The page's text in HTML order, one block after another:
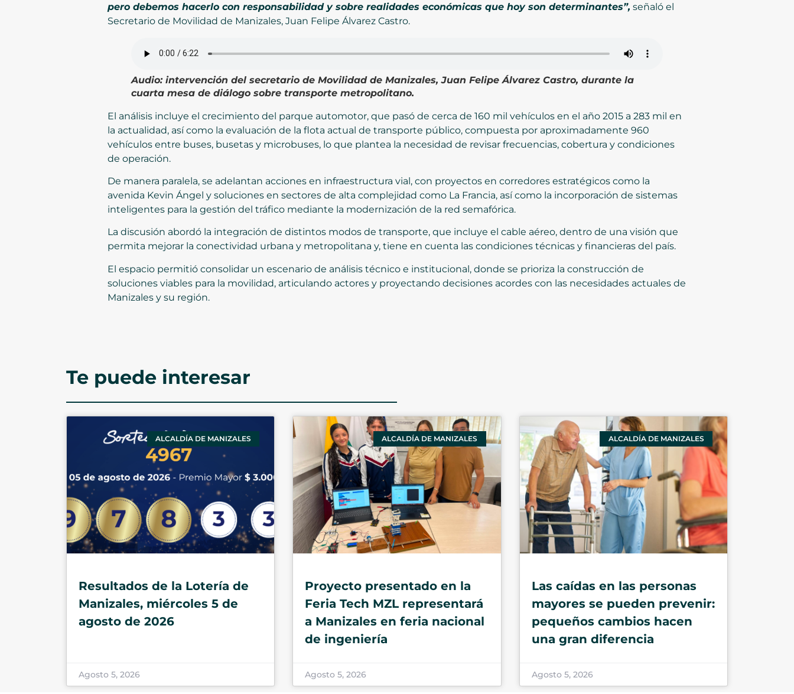
pero debemos hacerlo con responsabilidad y sobre realidades económicas que hoy son determinantes”, señaló el
Secretario de Movilidad de Manizales, Juan Felipe Álvarez Castro.
Audio: intervención del secretario de Movilidad de Manizales, Juan Felipe Álvarez Castro, durante la
cuarta mesa de diálogo sobre transporte metropolitano.
El análisis incluye el crecimiento del parque automotor, que pasó de cerca de 160 mil vehículos en el año 2015 a 283 mil en
la actualidad, así como la evaluación de la flota actual de transporte público, compuesta por aproximadamente 960
vehículos entre buses, busetas y microbuses, lo que plantea la necesidad de revisar frecuencias, cobertura y condiciones
de operación.
De manera paralela, se adelantan acciones en infraestructura vial, con proyectos en corredores estratégicos como la
avenida Kevin Ángel y soluciones en sectores de alta complejidad como La Francia, así como la incorporación de sistemas
inteligentes para la gestión del tráfico mediante la modernización de la red semafórica.
La discusión abordó la integración de distintos modos de transporte, que incluye el cable aéreo, dentro de una visión que
permita mejorar la conectividad urbana y metropolitana y, tiene en cuenta las condiciones técnicas y financieras del país.
El espacio permitió consolidar un escenario de análisis técnico e institucional, donde se prioriza la construcción de
soluciones viables para la movilidad, articulando actores y proyectando decisiones acordes con las necesidades actuales de
Manizales y su región.
Te puede interesar
ALCALDÍA DE MANIZALES
Resultados de la Lotería de
Manizales, miércoles 5 de
agosto de 2026
Agosto 5, 2026
ALCALDÍA DE MANIZALES
Proyecto presentado en la
Feria Tech MZL representará
a Manizales en feria nacional
de ingeniería
Agosto 5, 2026
ALCALDÍA DE MANIZALES
Las caídas en las personas
mayores se pueden prevenir:
pequeños cambios hacen
una gran diferencia
Agosto 5, 2026